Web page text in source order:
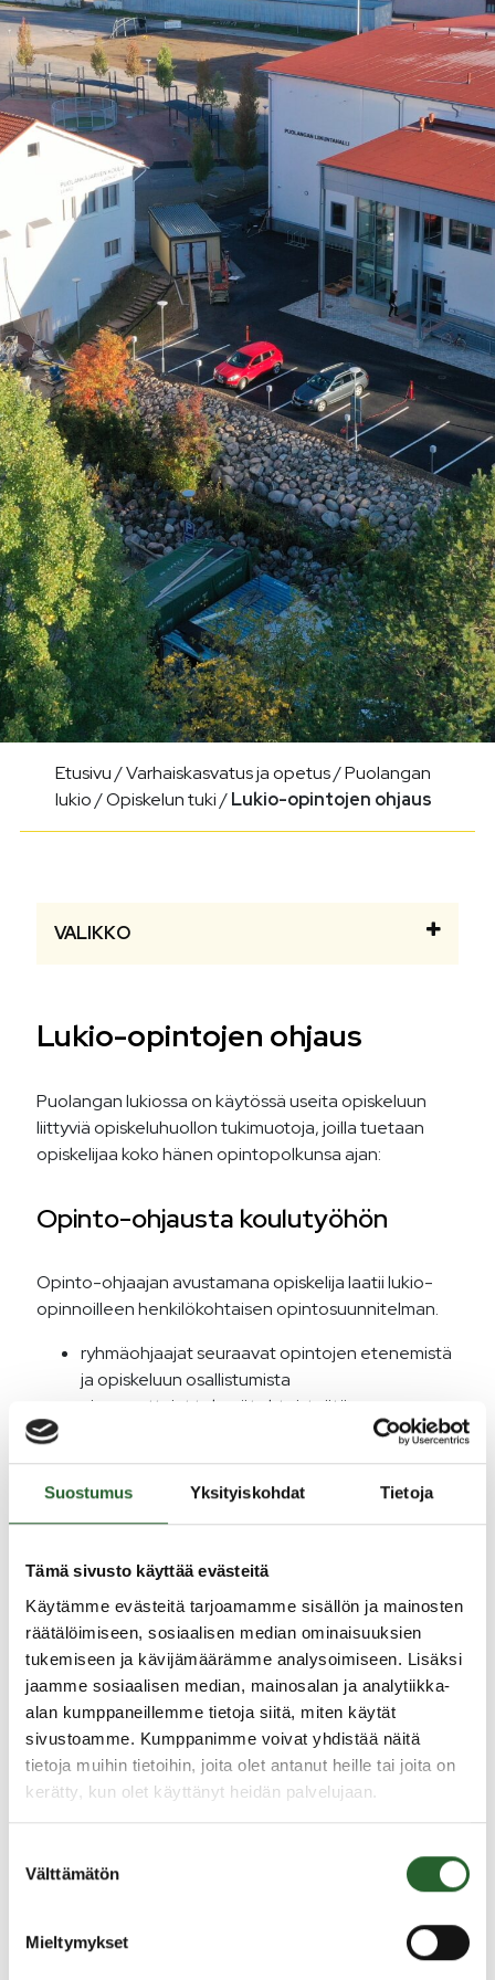
Suostumus Yksityiskohdat Tietoja
Tämä sivusto käyttää evästeitä
Käytämme evästeitä tarjoamamme sisällön ja mainosten
räätälöimiseen, sosiaalisen median ominaisuuksien
tukemiseen ja kävijämäärämme analysoimiseen. Lisäksi
jaamme sosiaalisen median, mainosalan ja analytiikka-
alan kumppaneillemme tietoja siitä, miten käytät
sivustoamme. Kumppanimme voivat yhdistää näitä
tietoja muihin tietoihin, joita olet antanut heille tai joita on
kerätty, kun olet käyttänyt heidän palvelujaan.
valinta
Välttämätön
Mieltymykset
Etusivu/Varhaiskasvatus ja opetus/Puolangan
lukio/Opiskelun tuki/Lukio-opintojen ohjaus
VALIKKO
Lukio-opintojen ohjaus
Puolangan lukiossa on käytössä useita opiskeluun
liittyviä opiskeluhuollon tukimuotoja, joilla tuetaan
opiskelijaa koko hänen opintopolkunsa ajan:
Opinto-ohjausta koulutyöhön
Opinto-ohjaajan avustamana opiskelija laatii lukio-
opinnoilleen henkilökohtaisen opintosuunnitelman.
ryhmäohjaajat seuraavat opintojen etenemistä
ja opiskeluun osallistumista
aineopettajat tekevät yhteistyötä
ryhmäohjaajien kanssa opintojen etenemisessä
ja tukee opiskelijan jatko-opintovalmiuksia ja
työelämätuntemusta oman oppiaineensa
aineopettajan kanssa tavoitteena
vaiheessa
opinto-ohjaaja koordinoi opinto-ohjauksessa
mukana olevien keskinäistä yhteistyötä
Vuosittain päivitettävän henkilökohtainen
opintosuunnitelman laatimiseen opiskelija saa
opintohuollon tukea. Suunnitelmaan kirjataan
opiskelijan
opintosuunnitelma
urasuunnitelmia